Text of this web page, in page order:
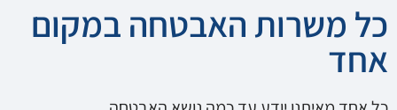
כל משרות האבטחה במקום
אחד